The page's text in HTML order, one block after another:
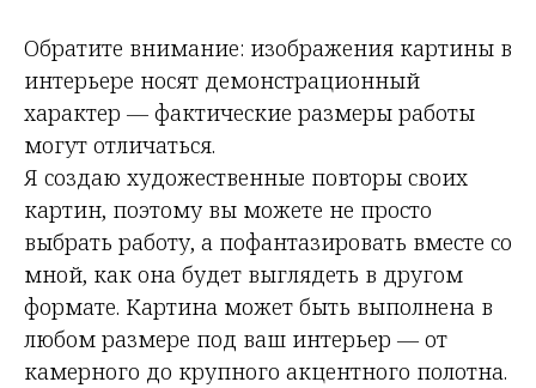
Обратите внимание: изображения картины в
интерьере носят демонстрационный
характер — фактические размеры работы
могут отличаться.
Я создаю художественные повторы своих
картин, поэтому вы можете не просто
выбрать работу, а пофантазировать вместе со
мной, как она будет выглядеть в другом
формате. Картина может быть выполнена в
любом размере под ваш интерьер — от
камерного до крупного акцентного полотна.